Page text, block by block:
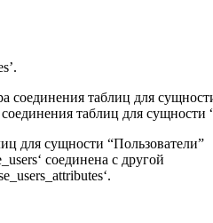
.
таблиц для сущности
для сущности “Пользователи”
‘ соединена с другой
‘.